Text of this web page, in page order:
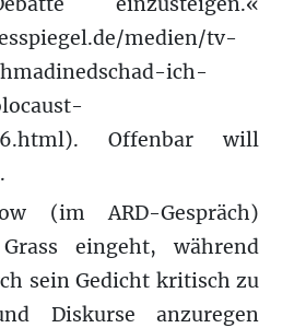
medien/tv-
ich-
Offenbar will
(im ARD-Gespräch)
eingeht, während
sein Gedicht kritisch zu
Diskurse anzuregen